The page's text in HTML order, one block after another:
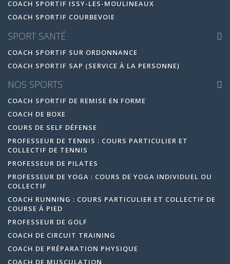
COACH SPORTIF ISSY-LES-MOULINEAUX
COACH SPORTIF COURBEVOIE
SPORT SANTÉ
COACH SPORTIF SUR ORDONNANCE
COACH SPORTIF SAP (SERVICE À LA PERSONNE)
NOS SPORTS
COACH SPORTIF DE REMISE EN FORME
COACH DE BOXE
COURS DE SELF DÉFENSE
PROFESSEUR DE TENNIS : COURS PARTICULIER ET
COLLECTIF DE TENNIS
PROFESSEUR DE PILATES
PROFESSEUR DE YOGA : COURS DE YOGA INDIVIDUEL OU
COLLECTIF
COACH RUNNING : COURS PARTICULIER ET COLLECTIF DE
COURSE À PIED
PROFESSEUR DE GOLF
COACH DE CIRCUIT TRAINING
COACH DE PRÉPARATION PHYSIQUE
COACH DE MUSCULATION